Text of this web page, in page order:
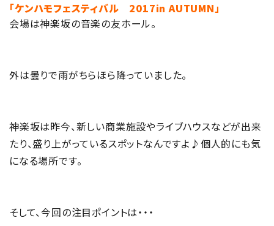
「ケンハモフェスティバル 2017in AUTUMN」
会場は神楽坂の音楽の友ホール。
外は曇りで雨がちらほら降っていました。
神楽坂は昨今、新しい商業施設やライブハウスなどが出来
たり、盛り上がっているスポットなんですよ♪個人的にも気
になる場所です。
そして、今回の注目ポイントは・・・